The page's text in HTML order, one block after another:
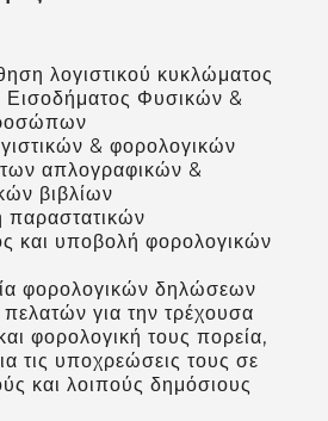
λογιστικού κυκλώματος
Εισοδήματος Φυσικών &
& φορολογικών
απλογραφικών &
βιβλίων
παραστατικών
και υποβολή φορολογικών
φορολογικών δηλώσεων
για την τρέχουσα
φορολογική τους πορεία,
τις υποχρεώσεις τους σε
και λοιπούς δημόσιους